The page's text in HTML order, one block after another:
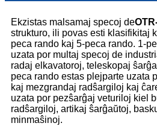
Ekzistas malsamaj specoj de
strukturo, ili povas esti klasifikitaj
peca rando kaj 5-peca rando. 1-
uzata por multaj specoj de
radaj elkavatoroj, teleskopaj
peca rando estas plejparte uzata
kaj mezgrandaj radŝargiloj kaj
uzata por pezŝarĝaj veturiloj kiel
radŝargiloj, artikaj ŝarĝaŭtoj,
minmaŝinoj.